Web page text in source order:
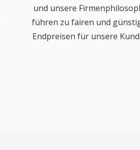
und unsere
führen zu fairen und
Endpreisen für unsere